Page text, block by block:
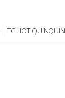
TCHIOT QUINQUIN